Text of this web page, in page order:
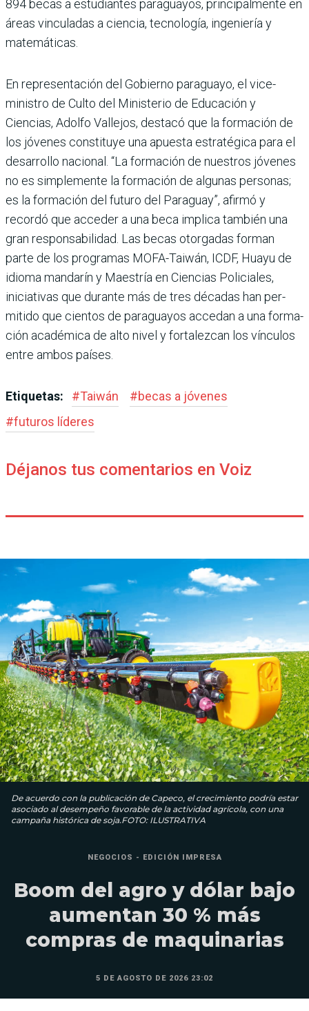
894 becas a estudiantes paraguayos, principalmente en
áreas vinculadas a cien­cia, tecnología, ingeniería y
matemáticas.
En representación del Gobierno paraguayo, el vice­
ministro de Culto del Minis­terio de Educación y
Ciencias, Adolfo Vallejos, destacó que la formación de
los jóve­nes constituye una apuesta estratégica para el
desarrollo nacional. “La formación de nuestros jóvenes
no es sim­plemente la formación de algunas personas;
es la for­mación del futuro del Para­guay”, afirmó y
recordó que acceder a una beca implica también una
gran responsa­bilidad. Las becas otorgadas forman
parte de los progra­mas MOFA-Taiwán, ICDF, Huayu de
idioma mandarín y Maestría en Ciencias Poli­ciales,
iniciativas que durante más de tres décadas han per­
mitido que cientos de para­guayos accedan a una forma­
ción académica de alto nivel y fortalezcan los vínculos
entre ambos países.
Etiquetas: #Taiwán #becas a jóvenes
#futuros líderes
Déjanos tus comentarios en Voiz
De acuerdo con la publicación de Capeco, el crecimiento podría estar
asociado al desempeño favorable de la actividad agrícola, con una
campaña histórica de soja.FOTO: ILUSTRATIVA
NEGOCIOS - EDICIÓN IMPRESA
Boom del agro y dólar bajo
aumentan 30 % más
compras de maquinarias
5 DE AGOSTO DE 2026 23:02